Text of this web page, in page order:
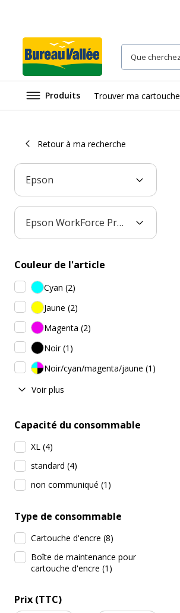
Produits Trouver ma cartouche
Retour à ma recherche
Epson
Epson WorkForce Pro WF-7840DTWF
Couleur de l'article
Cyan (2)
Jaune (2)
Magenta (2)
Noir(1 )
Noir/cyan/magenta/jaune (1 )
Voir plus
Capacité du consommable
XL (4)
standard (4)
non communiqué (1 )
Type de consommable
Cartouche d'encre (8)
Boîte de maintenance pour
cartouche d'encre (1 )
Prix (TTC)